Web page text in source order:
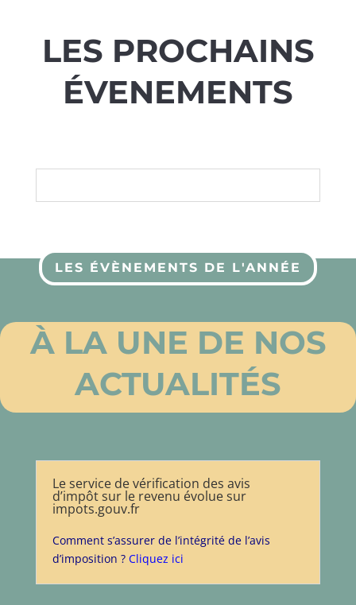
LES PROCHAINS
ÉVENEMENTS
LES ÉVÈNEMENTS DE L'ANNÉE
À LA UNE DE NOS
ACTUALITÉS
Le service de vérification des avis
d’impôt sur le revenu évolue sur
impots.gouv.fr
Comment s’assurer de l’intégrité de l’avis
d’imposition ? Cliquez ici